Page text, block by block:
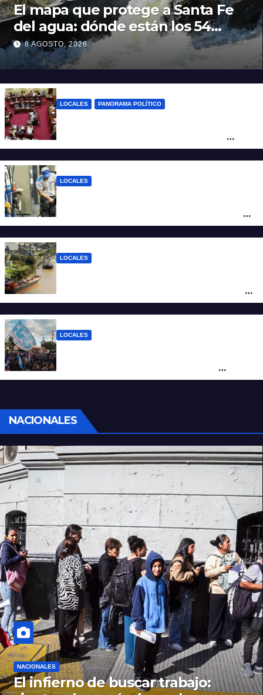
El mapa que protege a Santa Fe
del agua: dónde están los 54
puntos de bombeo
8 AGOSTO, 2026
LOCALES PANORAMA POLÍTICO
Santa Fe
LOCALES
ciudad de Santa Fe: la nafta súper superó
los $2.100 y llenar el tanque cuesta más
LOCALES
posicionar los puertos del sur de Santa Fe
como salida para las exportaciones
LOCALES
sociales y sindicales
NACIONALES
NACIONALES
El infierno de buscar trabajo: